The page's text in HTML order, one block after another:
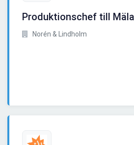
Produktionschef till
Norén & Lindholm